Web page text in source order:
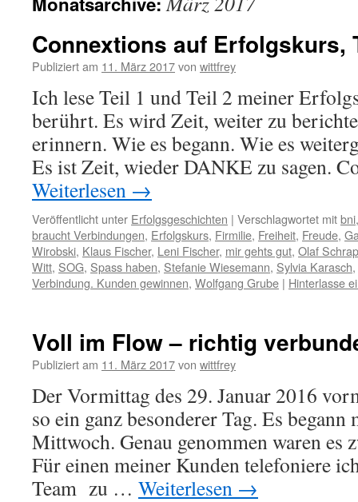
Connextions auf Erfolgskurs,
Publiziert am 11. März 2017von wittfrey
Ich lese Teil 1 und Teil 2 meiner
berührt. Es wird Zeit, weiter zu
erinnern. Wie es begann. Wie es
Es ist Zeit, wieder DANKE zu sagen.
Weiterlesen →
Veröffentlicht unter Erfolgsgeschichten | Verschlagwortet mitbni
braucht Verbindungen, Erfolgskurs, Firmilie, Freiheit, Freude,
Wirobski, Klaus Fischer, Leni Fischer, mir gehts gut, Olaf
Witt, SOG, Spass haben, Stefanie Wiesemann, Sylvia Karasch,
Verbindung. Kunden gewinnen, Wolfgang Grube | Hinterlasse
Voll im Flow – richtig
Publiziert am 11. März 2017von wittfrey
Der Vormittag des 29. Januar 2016
so ein ganz besonderer Tag. Es
Mittwoch. Genau genommen waren es
Für einen meiner Kunden telefoniere
Team zu … Weiterlesen →